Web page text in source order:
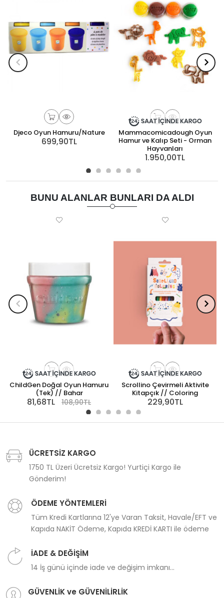
Djeco Oyun Hamuru/Nature
699,90TL
Mammacomicadough Oyun
Hamur ve Kalıp Seti - Orman
Hayvanları
1.950,00TL
BUNU ALANLAR BUNLARI DA ALDI
ChildGen Doğal Oyun Hamuru
(Tek) // Bahar
81,68TL 108,90TL
Scrollino Çevirmeli Aktivite
Kitapçık // Coloring
229,90TL
ÜCRETSİZ KARGO
1750 TL Üzeri Ücretsiz Kargo! Yurtiçi Kargo ile
Gönderim!
ÖDEME YÖNTEMLERİ
Tüm Kredi Kartlarına 12'ye Varan Taksit, Havale/EFT ve
Kapıda NAKİT Ödeme, Kapıda KREDİ KARTI ile ödeme
İADE & DEĞİŞİM
14 İş günü içinde iade ve değişim imkanı...
GÜVENLİK ve GÜVENİLİRLİK